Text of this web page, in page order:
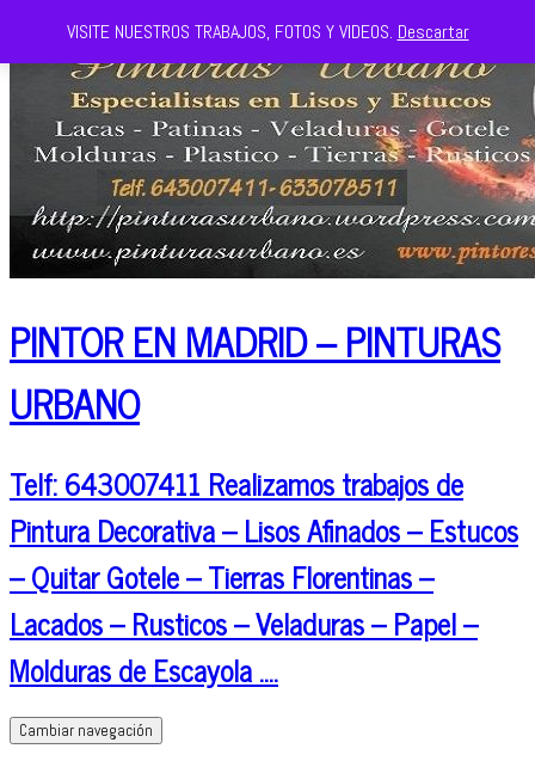
PINTOR EN MADRID – PINTURAS
URBANO
Telf: 643007411 Realizamos trabajos de
Pintura Decorativa – Lisos Afinados – Estucos
– Quitar Gotele – Tierras Florentinas –
Lacados – Rusticos – Veladuras – Papel –
Molduras de Escayola ….
Cambiar navegación
VISITE NUESTROS TRABAJOS, FOTOS Y VIDEOS. Descartar